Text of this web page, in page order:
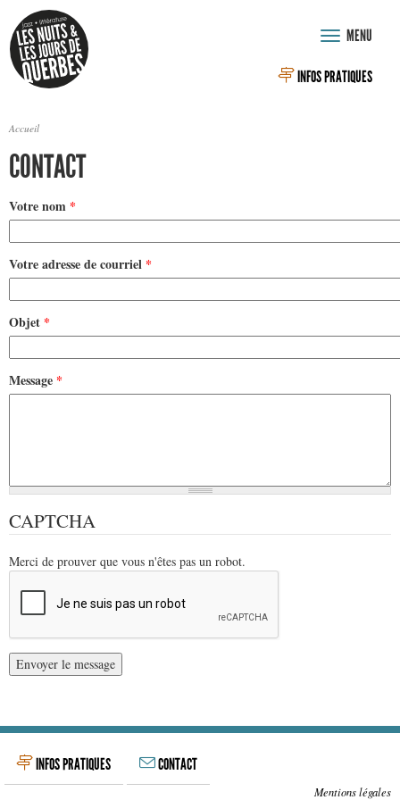
Aller au contenu principal
Toggle
MENU
INFOS PRATIQUES
VOUS ÊTES ICI
Accueil
CONTACT
Votre nom *
Votre adresse de courriel *
Objet *
Message *
CAPTCHA
Merci de prouver que vous n'êtes pas un robot.
INFOS PRATIQUES CONTACT
Mentions légales